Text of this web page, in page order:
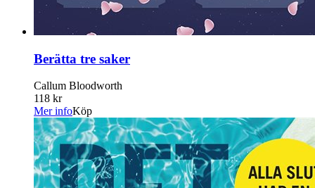
Berätta tre saker
Callum Bloodworth
118 kr
Mer infoKöp